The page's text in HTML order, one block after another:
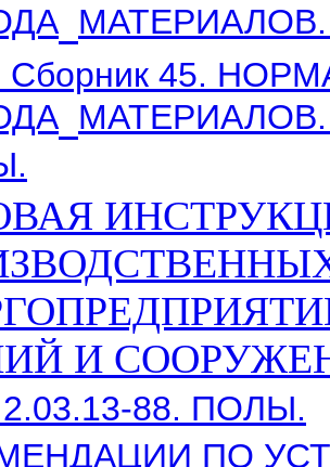
45.
И
88. ПОЛЫ.
ПО